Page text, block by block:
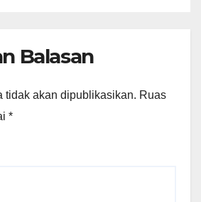
Balasan
tidak akan dipublikasikan. Ruas
*